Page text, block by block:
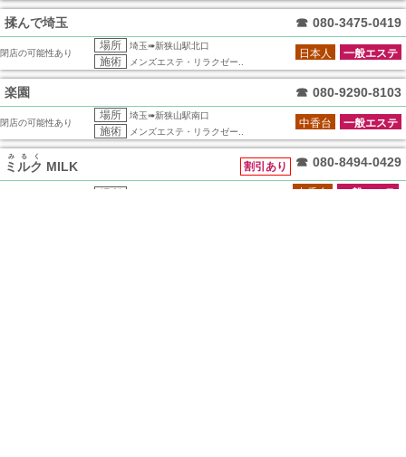
揉んで埼玉 ☎ 080-3475-0419
閉店の可能性あり
場所 埼玉➠新狭山駅北口
施術 メンズエステ・リラクゼー..
一般エステ
日本人
楽園 ☎ 080-9290-8103
閉店の可能性あり
場所 埼玉➠新狭山駅南口
施術 メンズエステ・リラクゼー..
一般エステ
中香台
ミルク
みるく
MILK ☎ 080-8494-0429
割引あり
一般エステ
中香台